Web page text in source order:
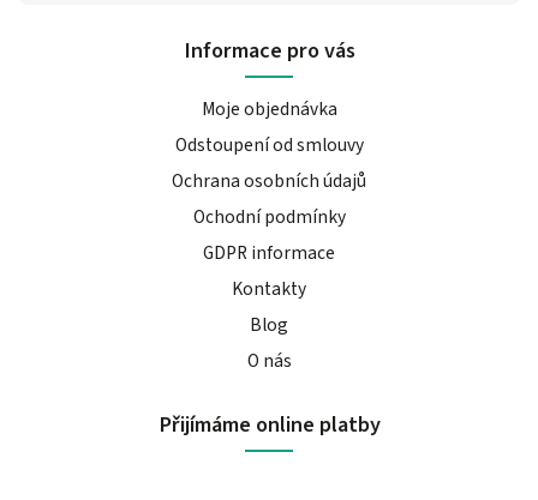
Informace pro vás
Moje objednávka
Odstoupení od smlouvy
Ochrana osobních údajů
Ochodní podmínky
GDPR informace
Kontakty
Blog
O nás
Přijímáme online platby